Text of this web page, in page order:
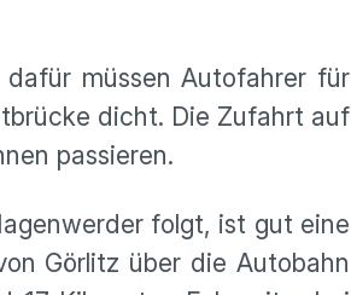
müssen Autofahrer für
dicht. Die Zufahrt auf
passieren.
folgt, ist gut eine
Görlitz über die Autobahn